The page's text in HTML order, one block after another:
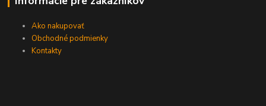
Ako nakupovať
Obchodné podmienky
Kontakty